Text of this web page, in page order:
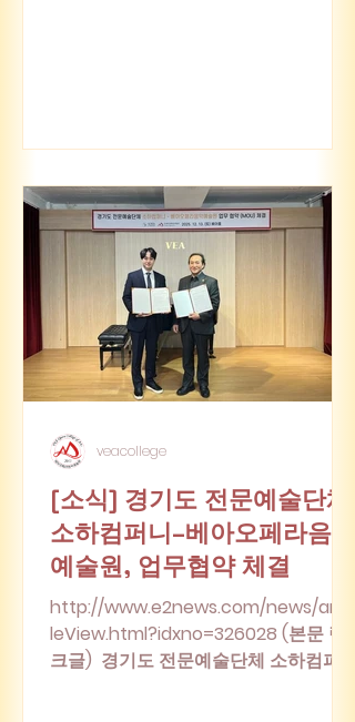
[소식] 경기도 전문예술단체
소하컴퍼니–베아오페라음악
예술원, 업무협약 체결
http://www.e2news.com/news/artic
leView.html?idxno=326028 (본문 링
크글) 경기도 전문예술단체 소하컴퍼니
veacollege